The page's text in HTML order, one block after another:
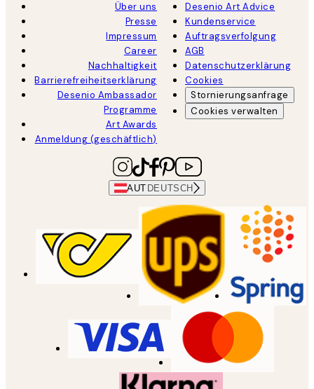
Über uns
Presse
Impressum
Career
Nachhaltigkeit
Barrierefreiheitserklärung
Desenio Ambassador
Programme
Art Awards
Anmeldung (geschäftlich)
Desenio Art Advice
Kundenservice
Auftragsverfolgung
AGB
Datenschutzerklärung
Cookies
Stornierungsanfrage
Cookies verwalten
AUT DEUTSCH